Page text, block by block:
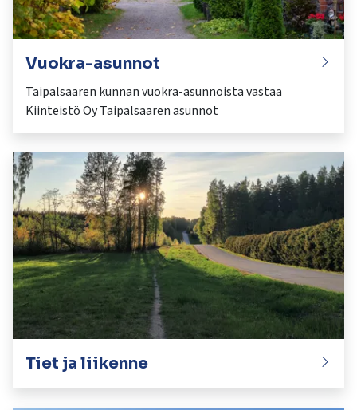
Vuokra-asunnot
Taipalsaaren kunnan vuokra-asunnoista vastaa
Kiinteistö Oy Taipalsaaren asunnot
Tiet ja liikenne